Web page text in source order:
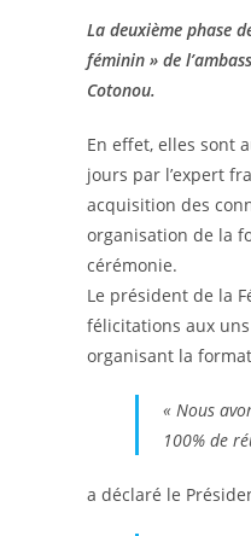
La deuxième phase
féminin » de
Cotonou.
En effet, elles sont
jours par l’expert
acquisition des
organisation de la
cérémonie.
Le président de la
félicitations aux
organisant la
« Nous
100% de
a déclaré le